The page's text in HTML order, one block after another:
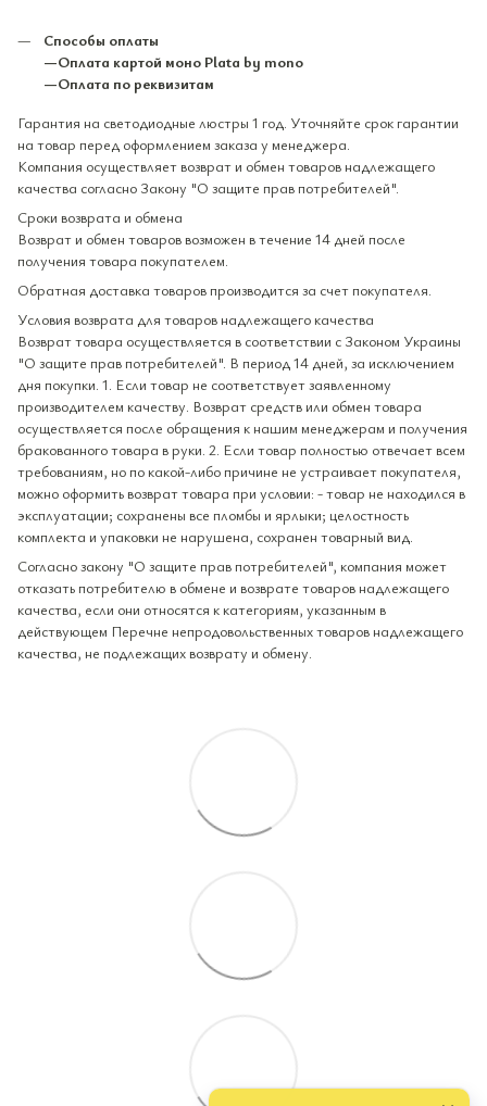
Способы оплаты
—Оплата картой моно Plata by mono
—Оплата по реквизитам
Гарантия на светодиодные люстры 1 год. Уточняйте срок гарантии
на товар перед оформлением заказа у менеджера.
Компания осуществляет возврат и обмен товаров надлежащего
качества согласно Закону "О защите прав потребителей".
Сроки возврата и обмена
Возврат и обмен товаров возможен в течение 14 дней после
получения товара покупателем.
Обратная доставка товаров производится за счет покупателя.
Условия возврата для товаров надлежащего качества
Возврат товара осуществляется в соответствии с Законом Украины
"О защите прав потребителей". В период 14 дней, за исключением
дня покупки. 1. Если товар не соответствует заявленному
производителем качеству. Возврат средств или обмен товара
осуществляется после обращения к нашим менеджерам и получения
бракованного товара в руки. 2. Если товар полностью отвечает всем
требованиям, но по какой-либо причине не устраивает покупателя,
можно оформить возврат товара при условии: - товар не находился в
эксплуатации; сохранены все пломбы и ярлыки; целостность
комплекта и упаковки не нарушена, сохранен товарный вид.
Согласно закону "О защите прав потребителей", компания может
отказать потребителю в обмене и возврате товаров надлежащего
качества, если они относятся к категориям, указанным в
действующем Перечне непродовольственных товаров надлежащего
качества, не подлежащих возврату и обмену.